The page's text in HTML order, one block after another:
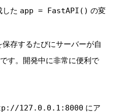
した app = FastAPI() の変
保存するたびにサーバーが自
す。開発中に非常に便利で
127.0.0.1:8000 にア